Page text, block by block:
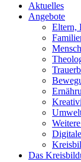
Aktuelles
Angebote
Eltern,
Das